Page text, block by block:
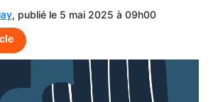
, publié le 5 mai 2025 à 09h00